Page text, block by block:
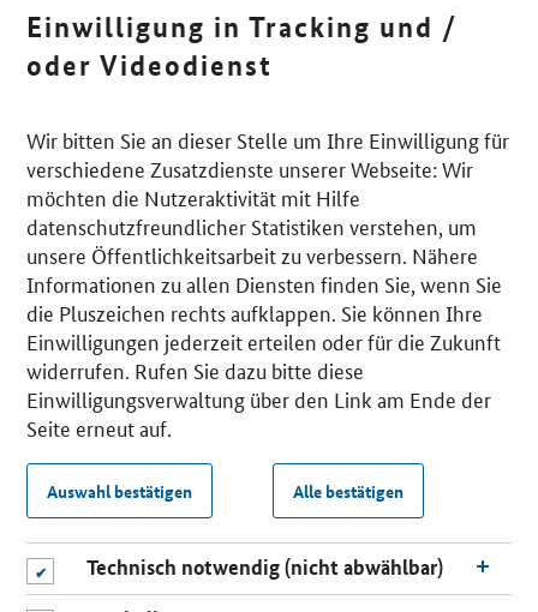
Einwilligung in Tracking und /
oder Videodienst
Wir bitten Sie an dieser Stelle um Ihre Einwilligung für
verschiedene Zusatzdienste unserer Webseite: Wir
möchten die Nutzeraktivität mit Hilfe
datenschutzfreundlicher Statistiken verstehen, um
unsere Öffentlichkeitsarbeit zu verbessern. Nähere
Informationen zu allen Diensten finden Sie, wenn Sie
die Pluszeichen rechts aufklappen. Sie können Ihre
Einwilligungen jederzeit erteilen oder für die Zukunft
widerrufen. Rufen Sie dazu bitte diese
Einwilligungsverwaltung über den Link am Ende der
Seite erneut auf.
Auswahl bestätigen Alle bestätigen
Technisch notwendig (nicht abwählbar)